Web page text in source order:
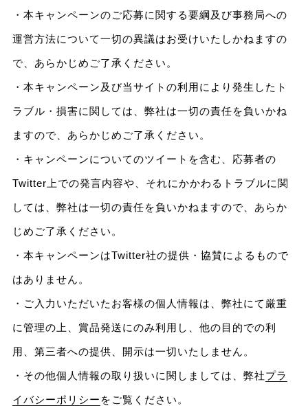
・本キャンペーンのご応募に関する要綱及び事務局への
運営方法について一切の異議はお受けいたしかねますの
で、あらかじめご了承ください。
・本キャンペーン及び当サイトの利用により発生したト
ラブル・損害に関しては、弊社は一切の責任を負いかね
ますので、あらかじめご了承ください。
・キャンペーンについてのツイートを含む、応募者の
Twitter上での発言内容や、それにかかわるトラブルに関
しては、弊社は一切の責任を負いかねますので、あらか
じめご了承ください。
・本キャンペーンはTwitter社の提供・協賛によるもので
はありません。
・ご入力いただいたお客様の個人情報は、弊社にて厳重
に管理の上、賞品発送にのみ利用し、他の目的での利
用、第三者への提供、開示は一切いたしません。
・その他個人情報の取り扱いに関しましては、弊社プラ
イバシーポリシー をご覧ください。